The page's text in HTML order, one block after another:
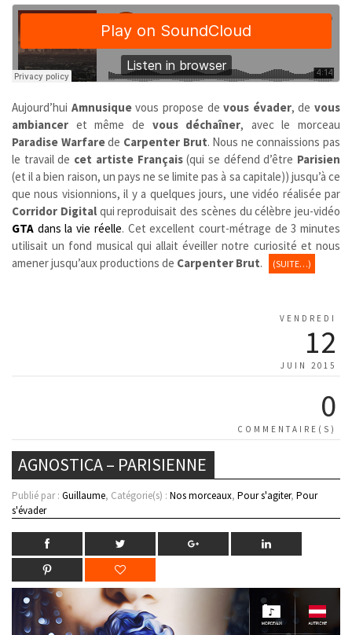
Aujourd’hui Amnusiquevous propose devous évader, de vous
ambiancer et même de vous déchaîner, avec le morceau
Paradise Warfarede Carpenter Brut. Nous ne connaissions pas
le travail de cet artiste Français(qui se défend d’être Parisien
(et il a bien raison, un pays ne se limite pas à sa capitale)) jusqu’à ce
que nous visionnions, il y a quelques jours, une vidéo réalisée par
Corridor Digital qui reproduisait des scènes du célèbre jeu-vidéo
GTA dans la vie réelle. Cet excellent court-métrage de 3 minutes
utilisait un fond musical qui allait éveiller notre curiosité et nous
amener jusqu’aux productions de Carpenter Brut. (SUITE…)
VENDREDI
12
JUIN 2015
0
COMMENTAIRE(S)
AGNOSTICA – PARISIENNE
Publié par : Guillaume, Catégorie(s) : Nos morceaux, Pour s'agiter, Pour
s'évader